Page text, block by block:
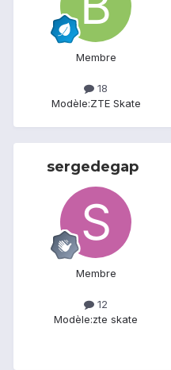
Membre
18
Modèle:ZTE Skate
sergedegap
Membre
12
Modèle:zte skate